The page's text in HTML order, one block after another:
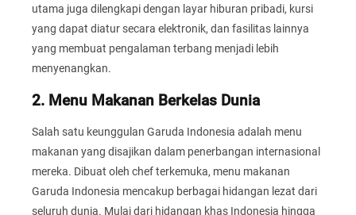
utama juga dilengkapi dengan layar hiburan pribadi, kursi
yang dapat diatur secara elektronik, dan fasilitas lainnya
yang membuat pengalaman terbang menjadi lebih
menyenangkan.
2. Menu Makanan Berkelas Dunia
Salah satu keunggulan Garuda Indonesia adalah menu
makanan yang disajikan dalam penerbangan internasional
mereka. Dibuat oleh chef terkemuka, menu makanan
Garuda Indonesia mencakup berbagai hidangan lezat dari
seluruh dunia. Mulai dari hidangan khas Indonesia hingga